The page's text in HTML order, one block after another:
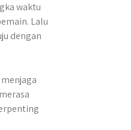
waktu
Lalu
dengan